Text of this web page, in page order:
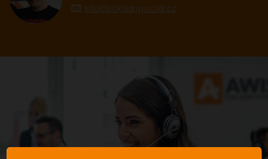
info@pokladnyprolidi.cz